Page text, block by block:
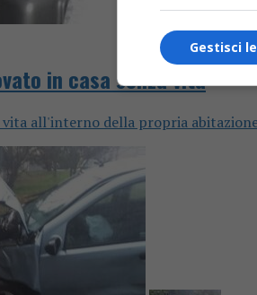
in casa senza vita
all'interno della propria
Gestisci